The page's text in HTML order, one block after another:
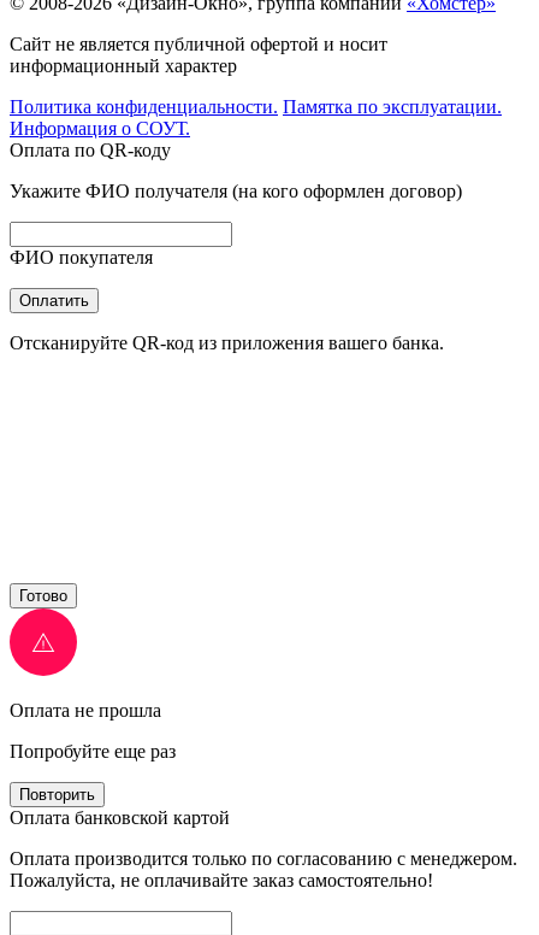
Сайт не является публичной офертой и носит
информационный характер
Политика конфиденциальности. Памятка по эксплуатации.
Информация о СОУТ.
Оплата по QR-коду
Укажите ФИО получателя (на кого оформлен договор)
ФИО покупателя
Оплатить
Отсканируйте QR-код из приложения вашего банка.
Готово
Оплата не прошла
Попробуйте еще раз
Повторить
Оплата банковской картой
Оплата производится только по согласованию с менеджером.
Пожалуйста, не оплачивайте заказ самостоятельно!